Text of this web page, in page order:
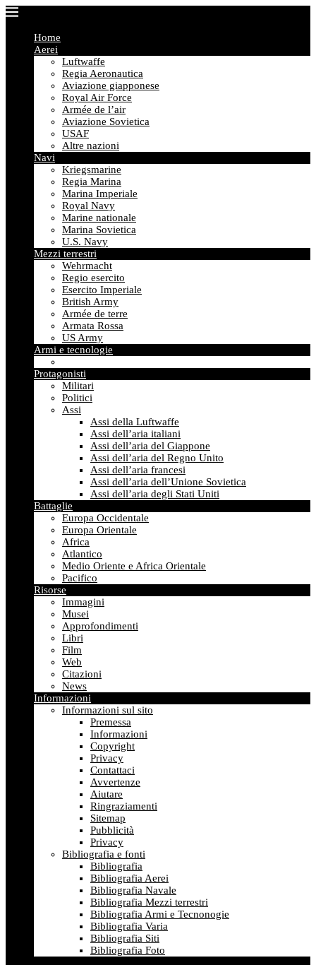
Home
Aerei
Luftwaffe
Regia Aeronautica
Aviazione giapponese
Royal Air Force
Armée de l’air
Aviazione Sovietica
USAF
Altre nazioni
Navi
Kriegsmarine
Regia Marina
Marina Imperiale
Royal Navy
Marine nationale
Marina Sovietica
U.S. Navy
Mezzi terrestri
Wehrmacht
Regio esercito
Esercito Imperiale
British Army
Armée de terre
Armata Rossa
US Army
Armi e tecnologie
Protagonisti
Militari
Politici
Assi
Assi della Luftwaffe
Assi dell’aria italiani
Assi dell’aria del Giappone
Assi dell’aria del Regno Unito
Assi dell’aria francesi
Assi dell’aria dell’Unione Sovietica
Assi dell’aria degli Stati Uniti
Battaglie
Europa Occidentale
Europa Orientale
Africa
Atlantico
Medio Oriente e Africa Orientale
Pacifico
Risorse
Immagini
Musei
Approfondimenti
Libri
Film
Web
Citazioni
News
Informazioni
Informazioni sul sito
Premessa
Informazioni
Copyright
Privacy
Contattaci
Avvertenze
Aiutare
Ringraziamenti
Sitemap
Pubblicità
Privacy
Bibliografia e fonti
Bibliografia
Bibliografia Aerei
Bibliografia Navale
Bibliografia Mezzi terrestri
Bibliografia Armi e Tecnonogie
Bibliografia Varia
Bibliografia Siti
Bibliografia Foto